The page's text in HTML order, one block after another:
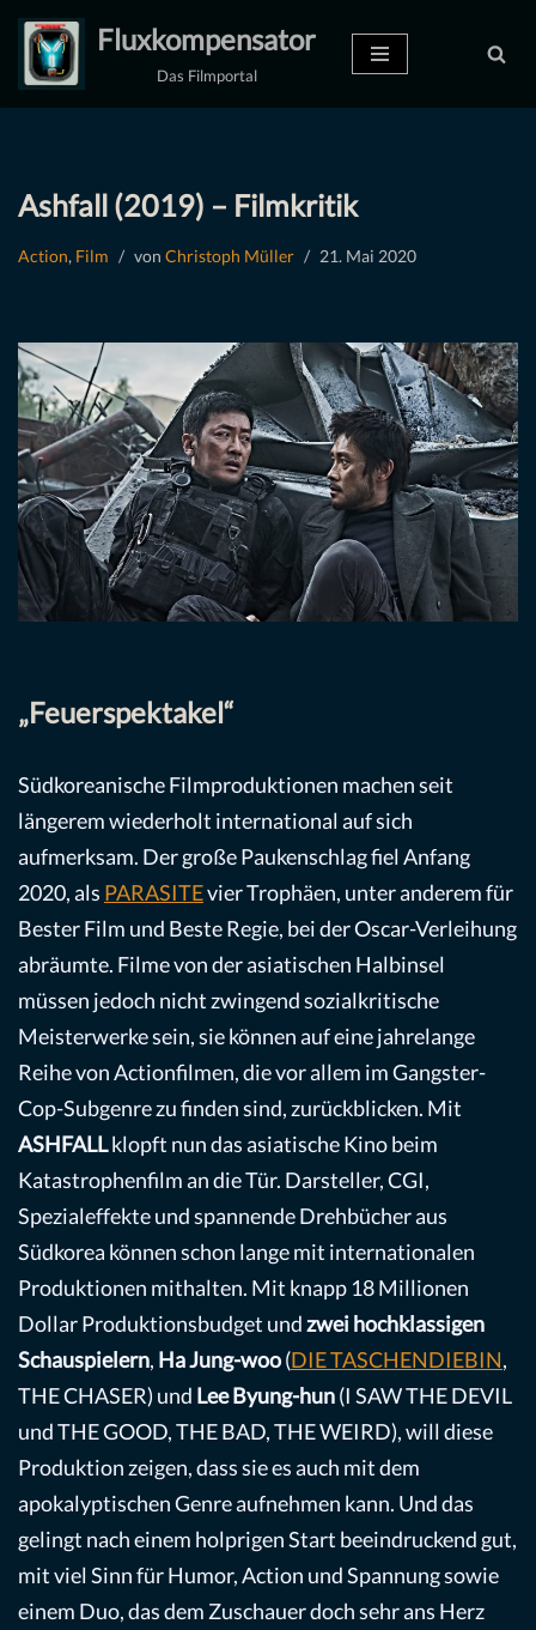
Zum
Inhalt
Fluxkompensator
Das Filmportal
Ashfall (2019) – Filmkritik
Action, Film von Christoph Müller 21. Mai 2020
„Feuerspektakel“
Südkoreanische Filmproduktionen machen seit
längerem wiederholt international auf sich
aufmerksam. Der große Paukenschlag fiel Anfang
2020, als PARASITEvier Trophäen, unter anderem für
Bester Film und Beste Regie, bei der Oscar-Verleihung
abräumte. Filme von der asiatischen Halbinsel
müssen jedoch nicht zwingend sozialkritische
Meisterwerke sein, sie können auf eine jahrelange
Reihe von Actionfilmen, die vor allem im Gangster-
Cop-Subgenre zu finden sind, zurückblicken. Mit
ASHFALLklopft nun das asiatische Kino beim
Katastrophenfilm an die Tür. Darsteller, CGI,
Spezialeffekte und spannende Drehbücher aus
Südkorea können schon lange mit internationalen
Produktionen mithalten. Mit knapp 18 Millionen
Dollar Produktionsbudget undzwei hochklassigen
Schauspielern, Ha Jung-woo(DIE TASCHENDIEBIN,
THE CHASER) und Lee Byung-hun(I SAW THE DEVIL
und THE GOOD, THE BAD, THE WEIRD), will diese
Produktion zeigen, dass sie es auch mit dem
apokalyptischen Genre aufnehmen kann. Und das
gelingt nach einem holprigen Start beeindruckend gut,
mit viel Sinn für Humor, Action und Spannung sowie
einem Duo, das dem Zuschauer doch sehr ans Herz